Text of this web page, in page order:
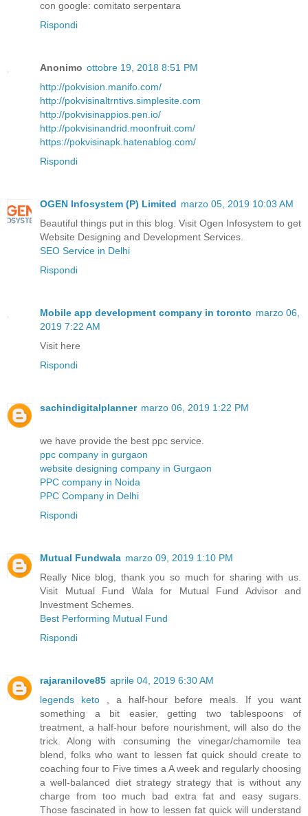
con google: comitato serpentara
Rispondi
Anonimo ottobre 19, 2018 8:51 PM
http://pokvision.manifo.com/
http://pokvisinaltrntivs.simplesite.com
http://pokvisinappios.pen.io/
http://pokvisinandrid.moonfruit.com/
https://pokvisinapk.hatenablog.com/
Rispondi
OGEN Infosystem (P) Limited marzo 05, 2019 10:03 AM
Beautiful things put in this blog. Visit Ogen Infosystem to get
Website Designing and Development Services.
SEO Service in Delhi
Rispondi
Mobile app development company in toronto marzo 06,
2019 7:22 AM
Visit here
Rispondi
sachindigitalplanner marzo 06, 2019 1:22 PM
we have provide the best ppc service.
ppc company in gurgaon
website designing company in Gurgaon
PPC company in Noida
PPC Company in Delhi
Rispondi
Mutual Fundwala marzo 09, 2019 1:10 PM
Really Nice blog, thank you so much for sharing with us.
Visit Mutual Fund Wala for Mutual Fund Advisor and
Investment Schemes.
Best Performing Mutual Fund
Rispondi
rajaranilove85 aprile 04, 2019 6:30 AM
legends keto , a half-hour before meals. If you want
something a bit easier, getting two tablespoons of
treatment, a half-hour before nourishment, will also do the
trick. Along with consuming the vinegar/chamomile tea
blend, folks who want to lessen fat quick should create to
coaching four to Five times a A week and regularly choosing
a well-balanced diet strategy strategy that is without any
charge from too much bad extra fat and easy sugars.
Those fascinated in how to lessen fat quick will understand